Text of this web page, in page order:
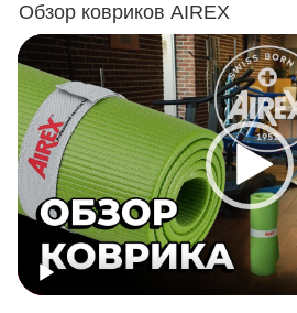
Обзор ковриков AIREX